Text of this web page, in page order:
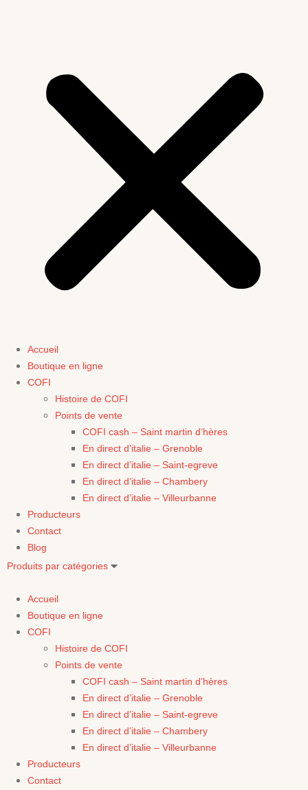
Accueil
Boutique en ligne
COFI
Histoire de COFI
Points de vente
COFI cash – Saint martin d’hères
En direct d’italie – Grenoble
En direct d’italie – Saint-egreve
En direct d’italie – Chambery
En direct d’italie – Villeurbanne
Producteurs
Contact
Blog
Produits par catégories
Accueil
Boutique en ligne
COFI
Histoire de COFI
Points de vente
COFI cash – Saint martin d’hères
En direct d’italie – Grenoble
En direct d’italie – Saint-egreve
En direct d’italie – Chambery
En direct d’italie – Villeurbanne
Producteurs
Contact